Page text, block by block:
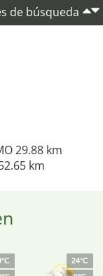
de búsqueda
29.88 km
km
24°C